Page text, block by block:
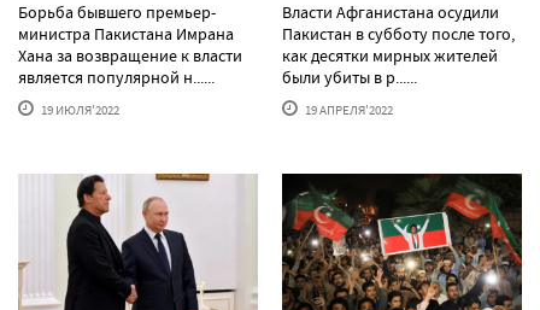
Борьба бывшего премьер-
министра Пакистана Имрана
Хана за возвращение к власти
является популярной н......
19 ИЮЛЯ'2022
Власти Афганистана осудили
Пакистан в субботу после того,
как десятки мирных жителей
были убиты в р......
19 АПРЕЛЯ'2022